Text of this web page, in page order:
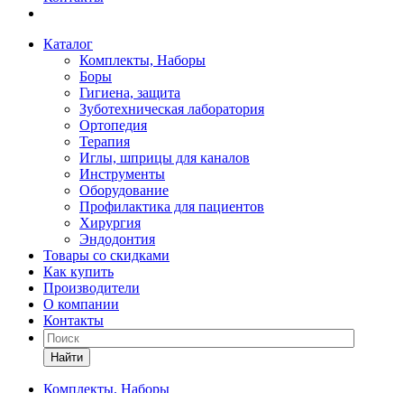
Каталог
Комплекты, Наборы
Боры
Гигиена, защита
Зуботехническая лаборатория
Ортопедия
Терапия
Иглы, шприцы для каналов
Инструменты
Оборудование
Профилактика для пациентов
Хирургия
Эндодонтия
Товары со скидками
Как купить
Производители
О компании
Контакты
Найти
Комплекты, Наборы